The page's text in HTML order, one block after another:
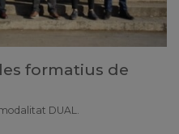
formatius de
DUAL.